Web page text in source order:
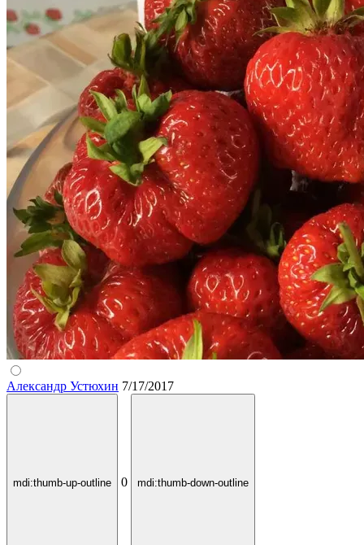
Александр Устюхин 7/17/2017
mdi:thumb-up-outline 0 mdi:thumb-down-outline